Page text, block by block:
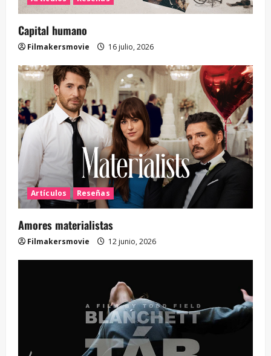
Capital humano
Filmakersmovie 16 julio, 2026
Artículos Reseñas
Amores materialistas
Filmakersmovie 12 junio, 2026